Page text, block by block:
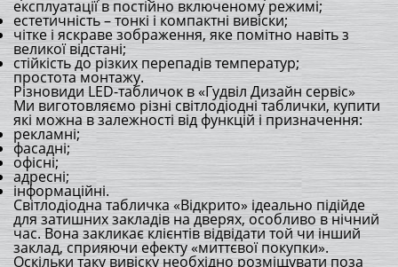
експлуатації в постійно включеному режимі;
естетичність – тонкі і компактні вивіски;
чітке і яскраве зображення, яке помітно навіть з
великої відстані;
стійкість до різких перепадів температур;
простота монтажу.
Різновиди LED-табличок в «Гудвіл Дизайн сервіс»
Ми виготовляємо різні світлодіодні таблички, купити
які можна в залежності від функцій і призначення:
рекламні;
фасадні;
офісні;
адресні;
інформаційні.
Світлодіодна табличка «Відкрито» ідеально підійде
для затишних закладів на дверях, особливо в нічний
час. Вона закликає клієнтів відвідати той чи інший
заклад, сприяючи ефекту «миттєвої покупки».
Оскільки таку вивіску необхідно розміщувати поза